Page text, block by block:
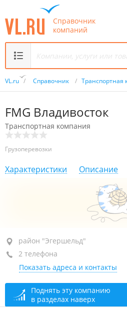
Справочник
компаний
VL.ru / Справочник / Транспортная
FMG Владивосток
Транспортная компания
Грузоперевозки
Характеристики Описание
район "Эгершельд", ул.
оф. 32
+7 (423) 279-56-25
+7 (423) 279-56-26бухгалтерия
сегодня закрыто
район "Эгершельд"
2 телефона
Показать адреса и контакты
Поднять эту компанию
в разделах наверх